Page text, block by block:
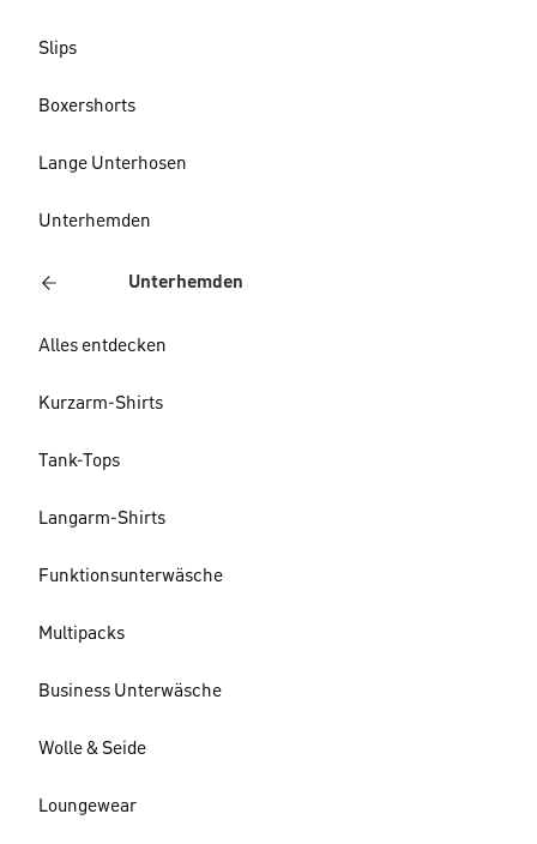
Slips
Boxershorts
Lange Unterhosen
Unterhemden
Unterhemden
Alles entdecken
Kurzarm-Shirts
Tank-Tops
Langarm-Shirts
Funktionsunterwäsche
Multipacks
Business Unterwäsche
Wolle & Seide
Loungewear